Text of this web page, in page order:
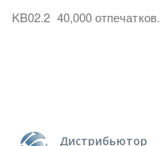
KB02.2 40,000 отпечатков.
Дистрибьютор